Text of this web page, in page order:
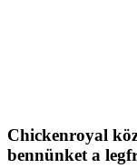
Chickenroyal
bennünket a